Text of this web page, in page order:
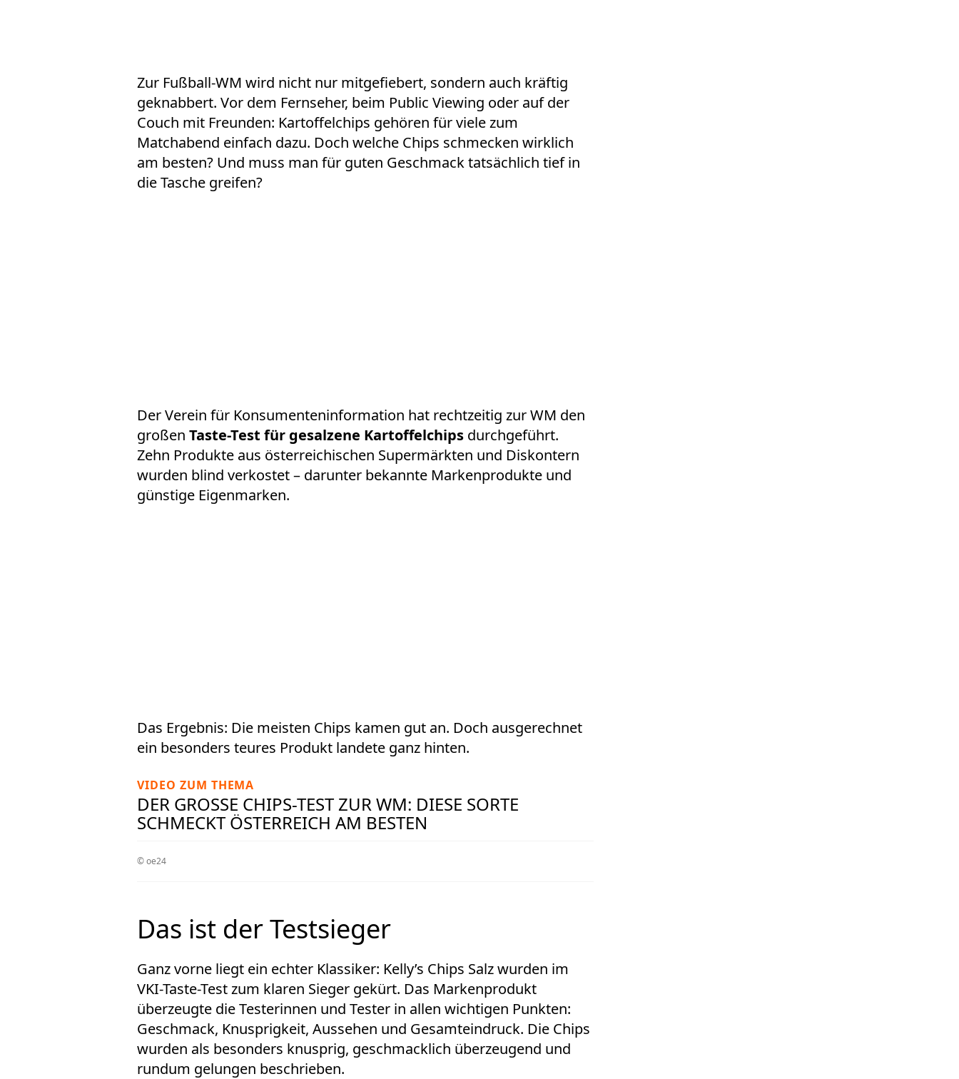
Zur Fußball-WM wird nicht nur mitgefiebert, sondern auch kräftig
geknabbert. Vor dem Fernseher, beim Public Viewing oder auf der
Couch mit Freunden: Kartoffelchips gehören für viele zum
Matchabend einfach dazu. Doch welche Chips schmecken wirklich
am besten? Und muss man für guten Geschmack tatsächlich tief in
die Tasche greifen?
Der Verein für Konsumenteninformation hat rechtzeitig zur WM den
großen Taste-Test für gesalzene Kartoffelchips durchgeführt.
Zehn Produkte aus österreichischen Supermärkten und Diskontern
wurden blind verkostet – darunter bekannte Markenprodukte und
günstige Eigenmarken.
Das Ergebnis: Die meisten Chips kamen gut an. Doch ausgerechnet
ein besonders teures Produkt landete ganz hinten.
VIDEO ZUM THEMA
DER GROSSE CHIPS-TEST ZUR WM: DIESE SORTE S
CHMECKT ÖSTERREICH AM BESTEN
© oe24
Das ist der Testsieger
Ganz vorne liegt ein echter Klassiker: Kelly’s Chips Salz wurden im
VKI-Taste-Test zum klaren Sieger gekürt. Das Markenprodukt
überzeugte die Testerinnen und Tester in allen wichtigen Punkten:
Geschmack, Knusprigkeit, Aussehen und Gesamteindruck. Die Chips
wurden als besonders knusprig, geschmacklich überzeugend und
rundum gelungen beschrieben.